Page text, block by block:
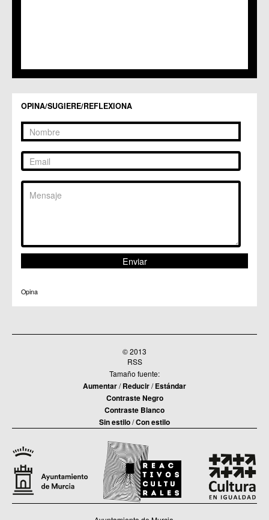
OPINA/SUGIERE/REFLEXIONA
Opina
© 2013
RSS
Tamaño fuente:
Aumentar/Reducir/Estándar
Contraste Negro
Contraste Blanco
Sin estilo/Con estilo